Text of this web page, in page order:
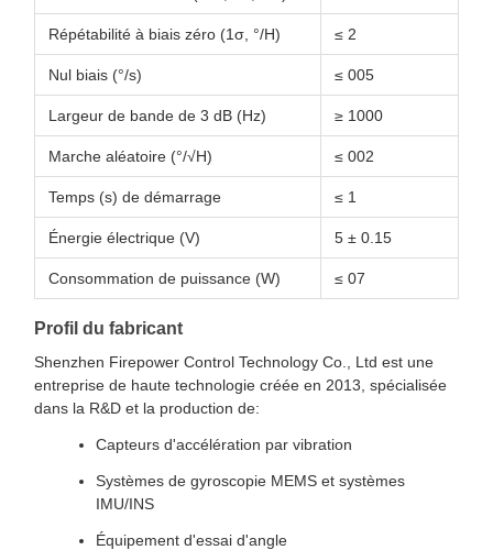
Répétabilité à biais zéro (1σ, °/H) ≤ 2
Nul biais (°/s) ≤ 005
Largeur de bande de 3 dB (Hz) ≥ 1000
Marche aléatoire (°/√H) ≤ 002
Temps (s) de démarrage ≤ 1
Énergie électrique (V) 5 ± 0.15
Consommation de puissance (W) ≤ 07
Profil du fabricant
Shenzhen Firepower Control Technology Co., Ltd est une
entreprise de haute technologie créée en 2013, spécialisée
dans la R&D et la production de:
Capteurs d'accélération par vibration
Systèmes de gyroscopie MEMS et systèmes
IMU/INS
Équipement d'essai d'angle